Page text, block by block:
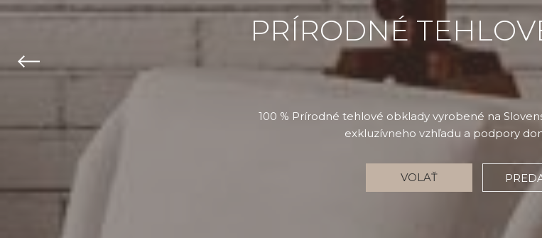
PRÍRODNÉ TEH LOV
100 % Prírodné tehlové obklady vyrobené na
exkluzívneho vzhľadu a podpory
VOLAŤ